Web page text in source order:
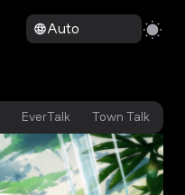
Auto
EverTalk Town Talk